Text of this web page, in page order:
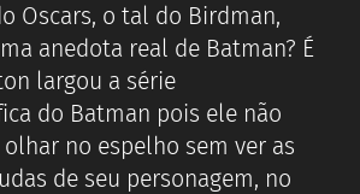
Oscars, o tal do Birdman,
anedota real de Batman? É
largou a série
do Batman pois ele não
olhar no espelho sem ver as
de seu personagem, no